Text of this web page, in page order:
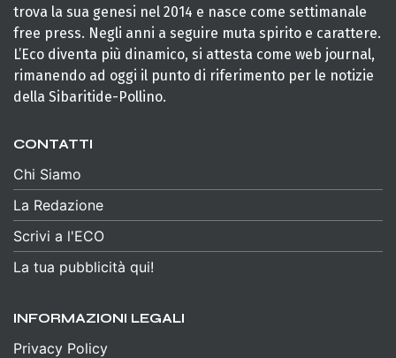
trova la sua genesi nel 2014 e nasce come settimanale
free press. Negli anni a seguire muta spirito e carattere.
L’Eco diventa più dinamico, si attesta come web journal,
rimanendo ad oggi il punto di riferimento per le notizie
della Sibaritide-Pollino.
CONTATTI
Chi Siamo
La Redazione
Scrivi a l'ECO
La tua pubblicità qui!
INFORMAZIONI LEGALI
Privacy Policy